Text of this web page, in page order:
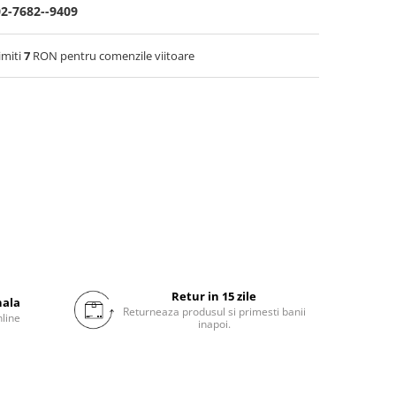
7682--9409
7 RON pentru comenzile viitoare
Retur in 15 zile
Returneaza produsul si primesti banii
inapoi.